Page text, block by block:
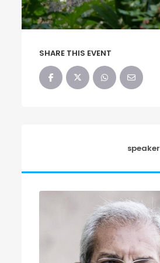
SHARE THIS EVENT
speaker